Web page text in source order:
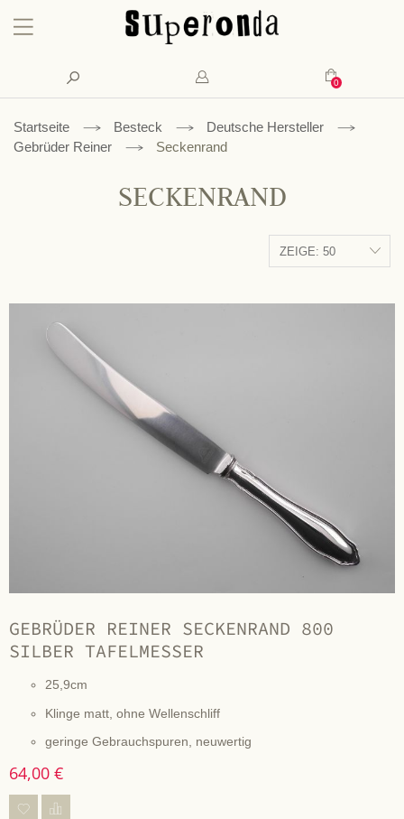
Konto
Mein
Suche
Startseite Besteck
Deutsche Hersteller
Gebrüder Reiner
Seckenrand
SECKENRAND
GEBRÜDER REINER SECKENRAND 800
SILBER TAFELMESSER
25,9cm
Klinge matt, ohne Wellenschliff
geringe Gebrauchspuren, neuwertig
64,00 €